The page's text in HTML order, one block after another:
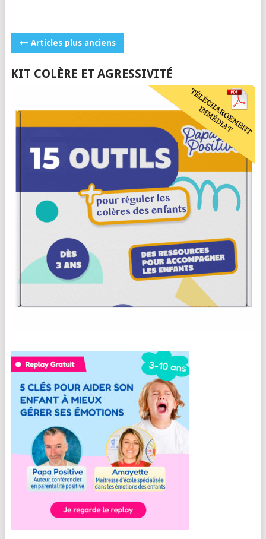
POSTS
Articles plus anciens
KIT COLÈRE ET AGRESSIVITÉ